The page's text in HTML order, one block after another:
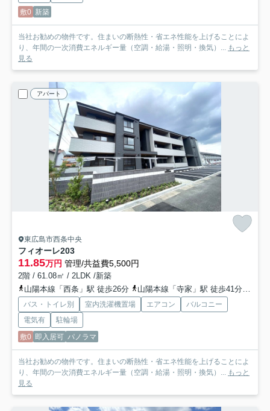
敷0 新築
当社お勧めの物件です。住まいの断熱性・省エネ性能を上げることによ
り、年間の一次消費エネルギー量（空調・給湯・照明・換気）... もっと
見る
アパート
東広島市西条中央
フィオーレ203
11.85万円 管理/共益費5,500円
2階 / 61.08㎡ / 2LDK /新築
山陽本線「西条」駅 徒歩26分
山陽本線「寺家」駅 徒歩41分
バス・トイレ別 室内洗濯機置場 エアコン
バルコニー
電気有
駐輪場
敷0 即入居可 パノラマ
当社お勧めの物件です。住まいの断熱性・省エネ性能を上げることによ
り、年間の一次消費エネルギー量（空調・給湯・照明・換気）... もっと
見る